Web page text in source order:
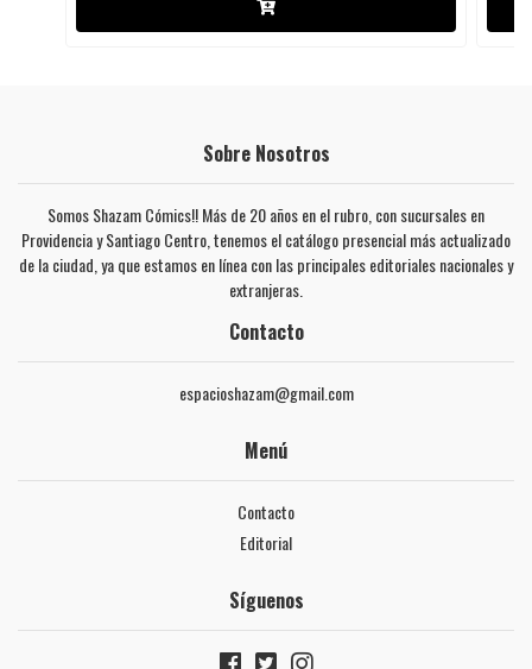
Sobre Nosotros
Somos Shazam Cómics!! Más de 20 años en el rubro, con sucursales en
Providencia y Santiago Centro, tenemos el catálogo presencial más actualizado
de la ciudad, ya que estamos en línea con las principales editoriales nacionales y
extranjeras.
Contacto
espacioshazam@gmail.com
Menú
Contacto
Editorial
Síguenos